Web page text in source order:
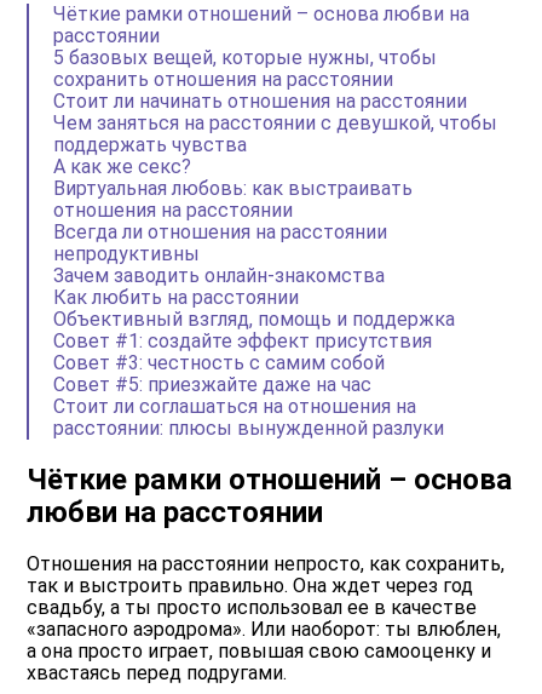
Чёткие рамки отношений – основа любви на
расстоянии
5 базовых вещей, которые нужны, чтобы
сохранить отношения на расстоянии
Стоит ли начинать отношения на расстоянии
Чем заняться на расстоянии с девушкой, чтобы
поддержать чувства
А как же секс?
Виртуальная любовь: как выстраивать
отношения на расстоянии
Всегда ли отношения на расстоянии
непродуктивны
Зачем заводить онлайн-знакомства
Как любить на расстоянии
Объективный взгляд, помощь и поддержка
Совет #1: создайте эффект присутствия
Совет #3: честность с самим собой
Совет #5: приезжайте даже на час
Стоит ли соглашаться на отношения на
расстоянии: плюсы вынужденной разлуки
Чёткие рамки отношений – основа
любви на расстоянии
Отношения на расстоянии непросто, как сохранить,
так и выстроить правильно. Она ждет через год
свадьбу, а ты просто использовал ее в качестве
«запасного аэродрома». Или наоборот: ты влюблен,
а она просто играет, повышая свою самооценку и
хвастаясь перед подругами.